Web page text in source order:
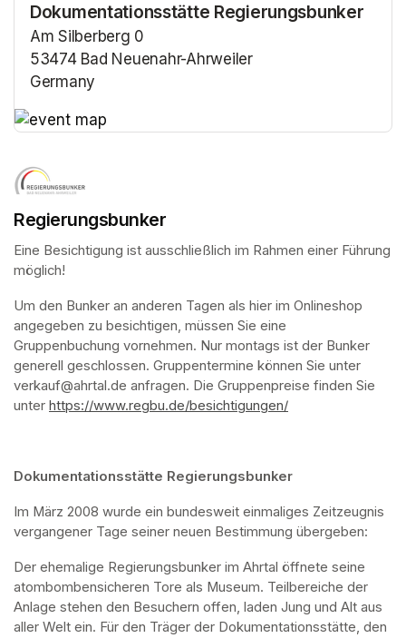
Dokumentationsstätte Regierungsbunker
Am Silberberg 0
53474 Bad Neuenahr-Ahrweiler
Germany
Regierungsbunker
Eine Besichtigung ist ausschließlich im Rahmen einer Führung
möglich!
Um den Bunker an anderen Tagen als hier im Onlineshop
angegeben zu besichtigen, müssen Sie eine
Gruppenbuchung vornehmen. Nur montags ist der Bunker
generell geschlossen. Gruppentermine können Sie unter
verkauf@ahrtal.de anfragen. Die Gruppenpreise finden Sie
unter https://www.regbu.de/besichtigungen/
Dokumentationsstätte Regierungsbunker
Im März 2008 wurde ein bundesweit einmaliges Zeitzeugnis
vergangener Tage seiner neuen Bestimmung übergeben:
Der ehemalige Regierungsbunker im Ahrtal öffnete seine
atombombensicheren Tore als Museum. Teilbereiche der
Anlage stehen den Besuchern offen, laden Jung und Alt aus
aller Welt ein. Für den Träger der Dokumentationsstätte, den